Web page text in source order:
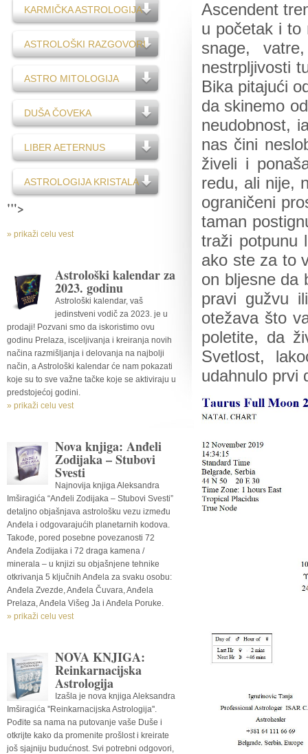
KARMIČKA ASTROLOGIJA
ASTROLOŠKI RAZGOVORI
ASTRO MITOLOGIJA
DUŠA ČOVEKA
LIBER AETERNUS
ASTROLOGIJA KRISTALA
'">
» prikaži celu vest
Astrološki kalendar za
2023. godinu
Astrološki kalendar, vaš
jedinstveni vodič za 2023. je u
prodaji! Pozvani smo da iskoristimo ovu
godinu Prelaza, isceljivanja i kreiranja novih
načina razmišljanja i delovanja na najbolji
način, a Astrološki kalendar će nam pokazati
koje su to sve važne tačke koje se aktiviraju u
predstojećoj godini.
» prikaži celu vest
Nova knjiga: Anđeli
Zodijaka – Stubovi
Svesti
Najnovija knjiga Aleksandra
Imširagića “Anđeli Zodijaka – Stubovi Svesti”
detaljno objašnjava astrološku vezu između
Anđela i odgovarajućih planetarnih kodova.
Takođe, pored posebne povezanosti 72
Anđela Zodijaka i 72 draga kamena /
minerala – u knjizi su objašnjene tehnike
otkrivanja 5 ključnih Anđela za svaku osobu:
Anđela Zvezde, Anđela Čuvara, Anđela
Prelaza, Anđela Višeg Ja i Anđela Poruke.
» prikaži celu vest
NOVA KNJIGA:
Reinkarnacijska
Astrologija
Izašla je nova knjiga Aleksandra
Imširagića ''Reinkarnacijska Astrologija''.
Pođite sa nama na putovanje vaše Duše i
otkrijte kako da promenite prošlost i kreirate
još sjajniju budućnost. Svi potrebni odgovori,
Ascendent
u početak i to
snage,
nestrpljivosti
Bika pitajući
da skinemo
neudobnost,
nas čini
živeli i
redu, ali nije,
ograničeni
taman
traži potpunu
ako ste za to
on bljesne da
pravi gužvu
otežava što
poletite, da
Svetlost,
udahnulo prvi